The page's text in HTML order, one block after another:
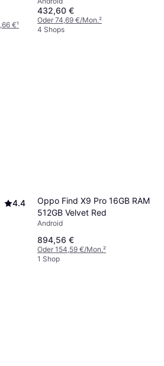
€¹
432,60 €
Oder 74,69 €/Mon.²
4 Shops
4.4
Oppo Find X9 Pro 16GB RAM
512GB Velvet Red
Android
894,56 €
Oder 154,59 €/Mon.²
1 Shop